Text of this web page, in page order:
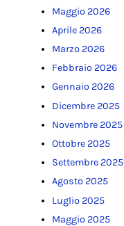
Maggio 2026
Aprile 2026
Marzo 2026
Febbraio 2026
Gennaio 2026
Dicembre 2025
Novembre 2025
Ottobre 2025
Settembre 2025
Agosto 2025
Luglio 2025
Maggio 2025